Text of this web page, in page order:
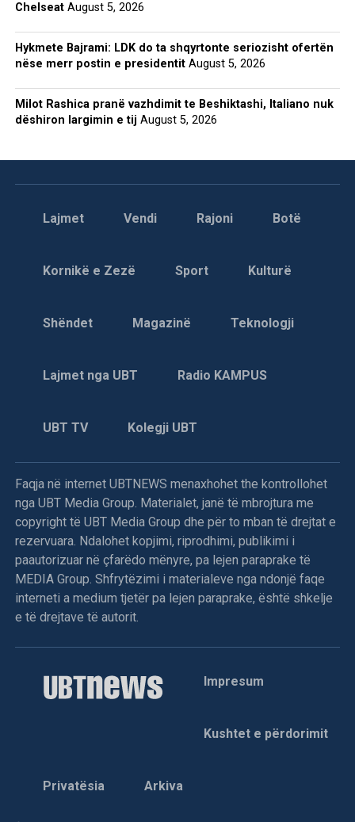
Chelseat August 5, 2026
Hykmete Bajrami: LDK do ta shqyrtonte seriozisht ofertën
nëse merr postin e presidentit August 5, 2026
Milot Rashica pranë vazhdimit te Beshiktashi, Italiano nuk
dëshiron largimin e tij August 5, 2026
Lajmet Vendi Rajoni Botë
Kornikë e Zezë Sport Kulturë
Shëndet Magazinë Teknologji
Lajmet nga UBT Radio KAMPUS
UBT TV Kolegji UBT
Faqja në internet UBTNEWS menaxhohet the kontrollohet
nga UBT Media Group. Materialet, janë të mbrojtura me
copyright të UBT Media Group dhe për to mban të drejtat e
rezervuara. Ndalohet kopjimi, riprodhimi, publikimi i
paautorizuar në çfarëdo mënyre, pa lejen paraprake të
MEDIA Group. Shfrytëzimi i materialeve nga ndonjë faqe
interneti a medium tjetër pa lejen paraprake, është shkelje
e të drejtave të autorit.
Impresum
Kushtet e përdorimit
Privatësia Arkiva